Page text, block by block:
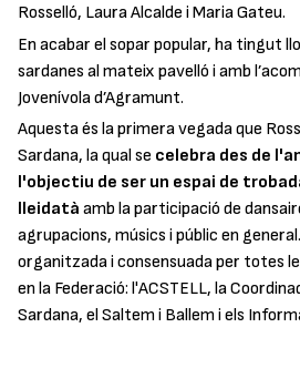
Rosselló, Laura Alcalde i Maria Gateu.
En acabar el sopar popular, ha tingut
sardanes al mateix pavelló i amb
Jovenívola d’Agramunt.
Aquesta és la primera vegada que
Sardana, la qual se celebra des de
l'objectiu de ser un espai de
lleidatà amb la participació de
agrupacions, músics i públic en
organitzada i consensuada per totes
en la Federació: l'ACSTELL, la
Sardana, el Saltem i Ballem i els